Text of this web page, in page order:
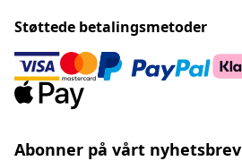
Støttede betalingsmetoder
Abonner på vårt nyhetsbrev